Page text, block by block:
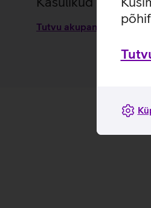
Tutvu akupanga Valenta